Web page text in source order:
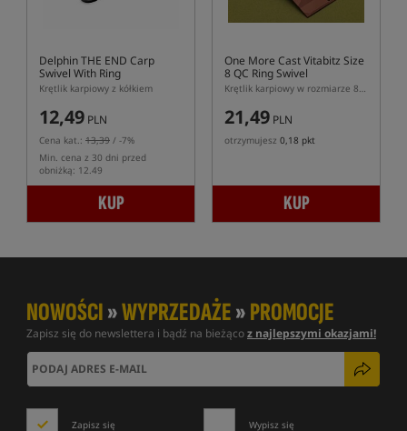
Delphin THE END Carp
Swivel With Ring
Krętlik karpiowy z kółkiem
12,49 PLN
Cena kat.: 13,39 / -7%
Min. cena z 30 dni przed
obniżką: 12.49
KUP
One More Cast Vitabitz Size
8 QC Ring Swivel
Krętlik karpiowy w rozmiarze 8 z szybkozłączem i kółeczkiem
21,49 PLN
otrzymujesz 0,18 pkt
KUP
NOWOŚCI»WYPRZEDAŻE»PROMOCJE
Zapisz się do newslettera i bądź na bieżącoz najlepszymi okazjami!
Zapisz się Wypisz się